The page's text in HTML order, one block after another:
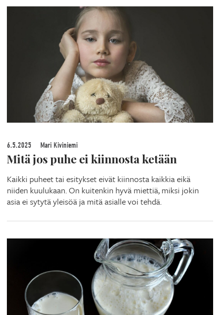
6.5.2025 Mari Kiviniemi
Mitä jos puhe ei kiinnosta ketään
Kaikki puheet tai esitykset eivät kiinnosta kaikkia eikä
niiden kuulukaan. On kuitenkin hyvä miettiä, miksi jokin
asia ei sytytä yleisöä ja mitä asialle voi tehdä.